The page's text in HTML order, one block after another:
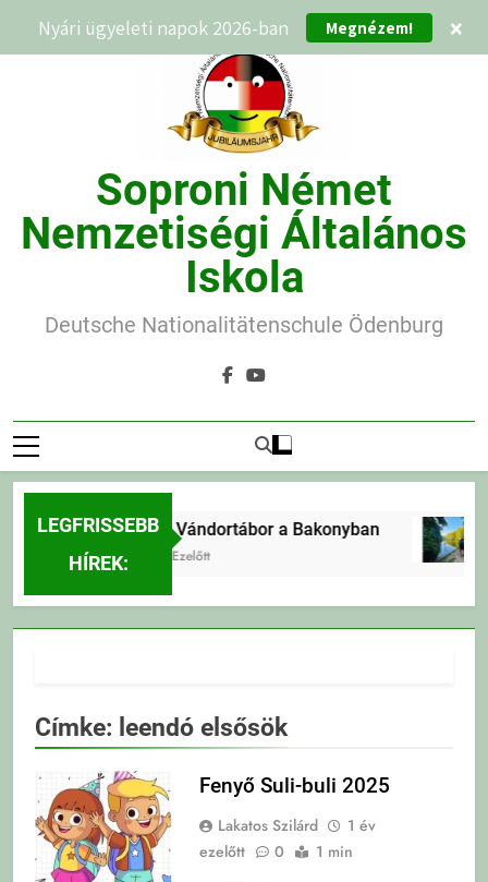
Soproni Német
Nemzetiségi Általános
Iskola
Deutsche Nationalitätenschule Ödenburg
LEGFRISSEBB
HÍREK:
Erdei Vándortábor a Bakonyban
3 Nap Ezelőtt
Címke: leendó elsősök
Fenyő Suli-buli 2025
Lakatos Szilárd
1 év
ezelőtt
0
1 min
Nyári ügyeleti napok 2026-ban Megnézem! ×